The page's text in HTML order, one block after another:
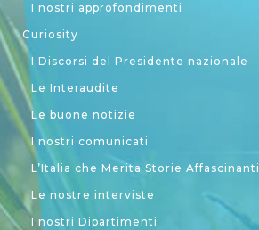
I nostri approfondimenti
Curiosity
I Discorsi del Presidente nazionale
Le Interaudite
Le buone notizie
I nostri comunicati
L’Italia che Merita Storie Affascinanti
Le nostre interviste
I nostri Dipartimenti